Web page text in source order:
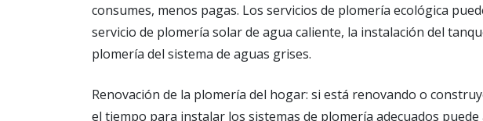
consumes, menos pagas. Los servicios de plomería ecológica
servicio de plomería solar de agua caliente, la instalación del
plomería del sistema de aguas grises.
Renovación de la plomería del hogar: si está renovando o
el tiempo para instalar los sistemas de plomería adecuados